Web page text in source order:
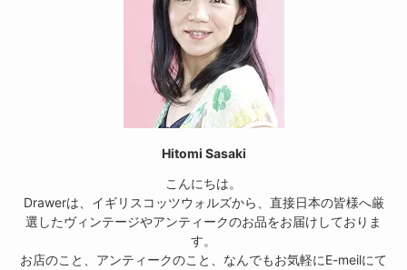
Hitomi Sasaki
こんにちは。
Drawerは、イギリスコッツウォルズから、直接日本の皆様へ厳
選したヴィンテージやアンティークのお品をお届けしておりま
す。
お店のこと、アンティークのこと、なんでもお気軽にE-meilにて